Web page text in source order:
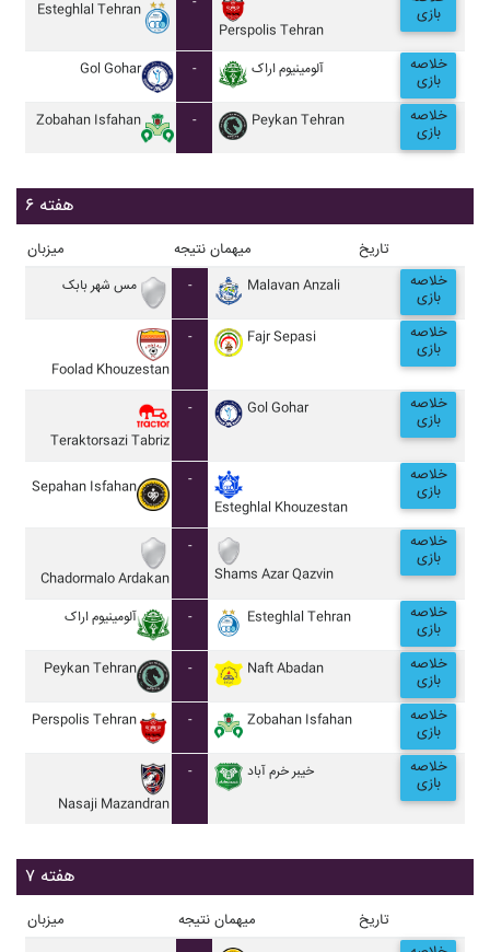
Esteghlal Tehran
Perspolis Tehran
بازی
Gol Gohar - آلومينيوم اراک خلاصه
بازی
Zobahan Isfahan - Peykan Tehran خلاصه
بازی
هفته ۶
میزبان نتیجه میهمان تاریخ
مس شهر بابک - Malavan Anzali خلاصه
بازی
Foolad Khouzestan
- Fajr Sepasi خلاصه
بازی
Teraktorsazi Tabriz
- Gol Gohar خلاصه
بازی
Sepahan Isfahan
-
Esteghlal Khouzestan
خلاصه
بازی
Chadormalo Ardakan
-
Shams Azar Qazvin
خلاصه
بازی
آلومينيوم اراک - Esteghlal Tehran خلاصه
بازی
Peykan Tehran - Naft Abadan خلاصه
بازی
Perspolis Tehran - Zobahan Isfahan خلاصه
بازی
Nasaji Mazandran
- خيبر خرم آباد خلاصه
بازی
هفته ۷
میزبان نتیجه میهمان تاریخ